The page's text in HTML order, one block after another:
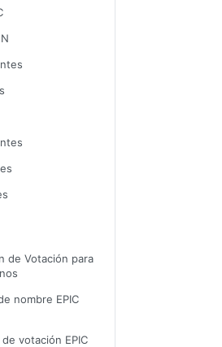
de Votación para
nombre EPIC
votación EPIC